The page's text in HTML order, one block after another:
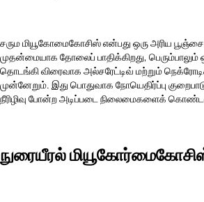
சரும மியூகோமைகோசிஸ் என்பது ஒரு அரிய
முதன்மையாக தோலைப் பாதிக்கிறது, பெரும்பாலும்
தொடங்கி விரைவாக அல்சரேட்டிவ் மற்றும்
முன்னேறும். இது பொதுவாக நோயெதிர்ப்பு
நீரிழிவு போன்ற அடிப்படை நிலைமைகளைக்
நுரையீரல்